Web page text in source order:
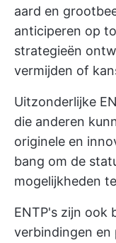
aard en
anticiperen op
strategieën
vermijden of
Uitzonderlijke
die anderen
originele en
bang om de
mogelijkheden
ENTP's zijn ook
verbindingen en